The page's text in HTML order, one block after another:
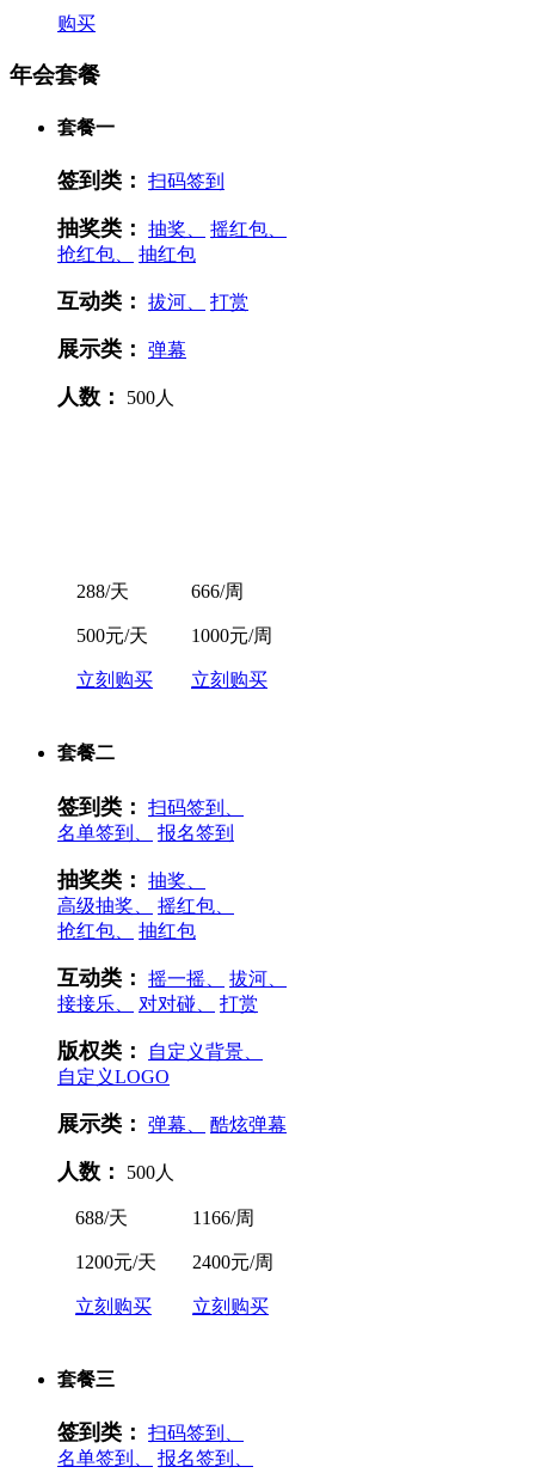
购买
年会套餐
套餐一
签到类： 扫码签到
抽奖类： 抽奖、
摇红包、
抢红包、
抽红包
互动类： 拔河、 打赏
展示类： 弹幕
人数： 500人
288/天
500元/天
立刻购买
666/周
1000元/周
立刻购买
套餐二
签到类：
扫码签到、
名单签到、
报名签到
抽奖类：
抽奖、
高级抽奖、
摇红包、
抢红包、
抽红包
互动类： 摇一摇、
拔河、
接接乐、
对对碰、 打赏
版权类：
自定义背景、
自定义LOGO
展示类： 弹幕、 酷炫弹幕
人数： 500人
688/天
1200元/天
立刻购买
1166/周
2400元/周
立刻购买
套餐三
签到类：
扫码签到、
名单签到、
报名签到、